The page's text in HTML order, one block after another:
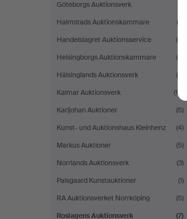
Göteborgs Auktionsverk
Halmstads Auktionskammare
(3)
Handelslagret Auktionsservice
(5)
Helsingborgs Auktionskammare
(4)
Hälsinglands Auktionsverk
(8)
Kalmar Auktionsverk
(15)
Karljohan Auktioner
(5)
Kunst- und Auktionshaus Kleinhenz
(4)
Markus Auktioner
(5)
Norrlands Auktionsverk
(3)
Palsgaard Kunstauktioner
(1)
RA Auktionsverket Norrköping
(5)
Roslagens Auktionsverk
(7)